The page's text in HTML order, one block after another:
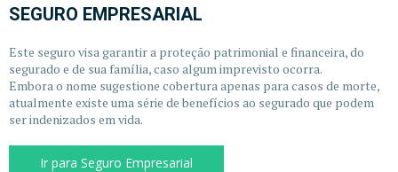
SEGURO EMPRESARIAL
Este seguro visa garantir a proteção patrimonial e financeira, do
segurado e de sua família, caso algum imprevisto ocorra.
Embora o nome sugestione cobertura apenas para casos de morte,
atualmente existe uma série de benefícios ao segurado que podem
ser indenizados em vida.
Ir para Seguro Empresarial